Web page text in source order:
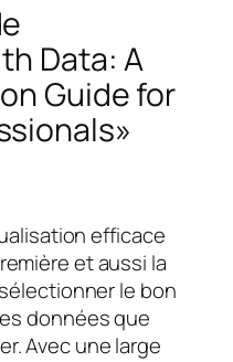
Data: A
Guide for
efficace
et aussi la
le bon
données que
Avec une large